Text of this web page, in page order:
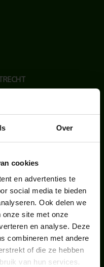
Over
cookies
en advertenties te
social media te bieden
Ook delen we
onze site met onze
en analyse. Deze
combineren met andere
of die ze hebben
van hun services.
DE MAAND JUNI: DE
VERDER